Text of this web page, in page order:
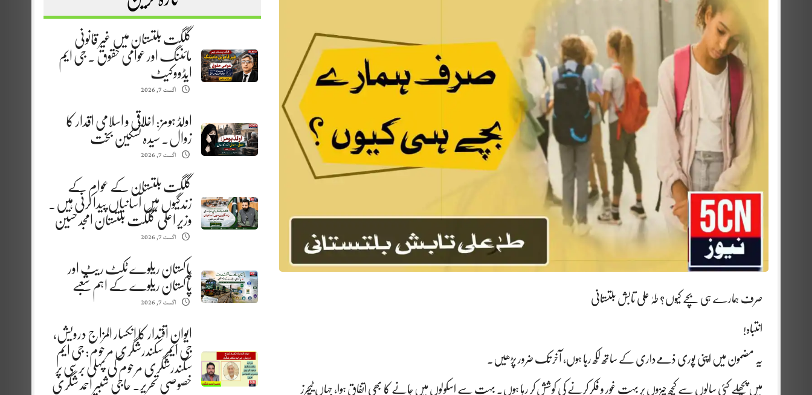
گلگت بلتستان میں غیر قانونی
مائننگ اور عوامی حقوق . جی ایم
ایڈووکیٹ
اگست 7, 2026
اولڈ ہومز: اخلاقی و اسلامی اقدار کا
زوال. سیدہ تسکین بخت
اگست 7, 2026
گلگت بلتستان کے عوام کے
زندگیوں میں آسانیاں پیدا کرنی ہیں.
وزیر اعلیٰ گلگت بلتستان امجد حسین
اگست 7, 2026
پاکستان ریلوے ٹکٹ ریٹ اور
پاکستان ریلوے کے اہم شعبے
اگست 7, 2026
ایوانِ اقتدار کا انکسار المزاج درویش،
جی ایم سکندرشگری مرحوم: جی ایم
سکندرشگری مرحوم کی پہلی برسی پر
خصوصی تحریر. حاجی شبیر احمد شگری
صرف ہمارے ہی بچے کیوں؟ طہٰ علی تابش بلتستانی
انتباہ!
یہ مضمون میں اپنی پوری ذمےداری کے ساتھ لکھ رہا ہوں، آخر تک ضرور پڑھیں۔
میں پچھلے کئی سالوں سے کچھ چیزوں پر بہت غور و فکر کرنے کی کوشش کر رہا ہوں۔ بہت سے اسکولوں میں جانے کا بھی اتفاق ہوا، جہاں ٹیچرز